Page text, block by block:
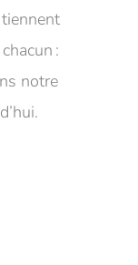
:
notre